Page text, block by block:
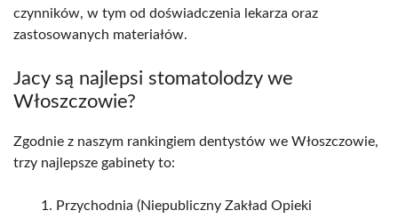
czynników, w tym od doświadczenia lekarza oraz
zastosowanych materiałów.
Jacy są najlepsi stomatolodzy we
Włoszczowie?
Zgodnie z naszym rankingiem dentystów we Włoszczowie,
trzy najlepsze gabinety to:
Przychodnia (Niepubliczny Zakład Opieki